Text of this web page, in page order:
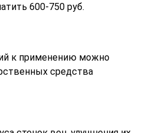
600-750 руб.
к применению можно
средства